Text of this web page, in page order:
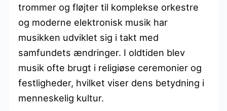
trommer og fløjter til komplekse orkestre
og moderne elektronisk musik har
musikken udviklet sig i takt med
samfundets ændringer. I oldtiden blev
musik ofte brugt i religiøse ceremonier og
festligheder, hvilket viser dens betydning i
menneskelig kultur.